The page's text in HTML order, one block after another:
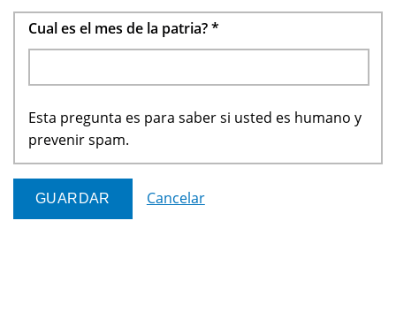
Cual es el mes de la patria?*
Esta pregunta es para saber si usted es humano y
prevenir spam.
Cancelar